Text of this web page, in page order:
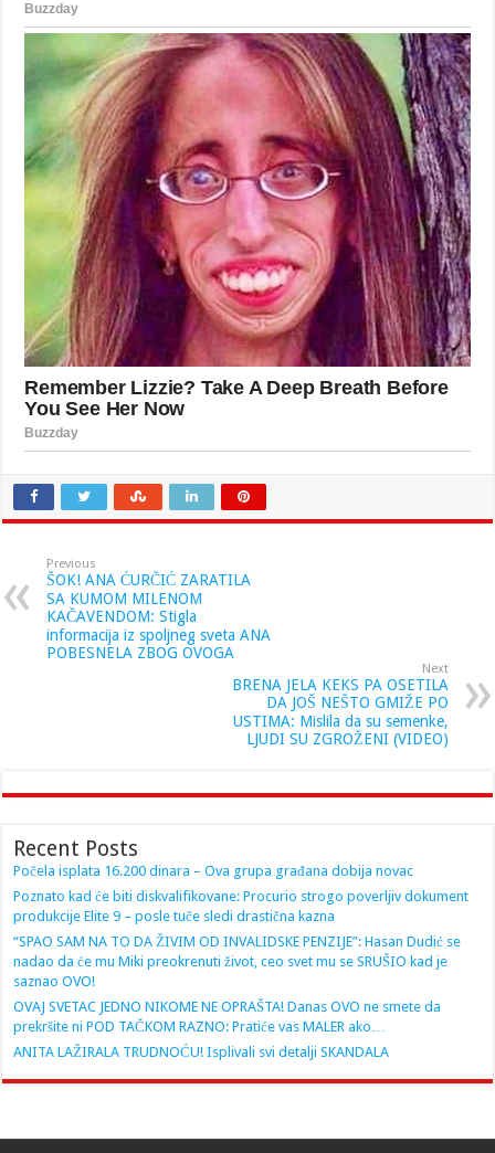
Previous
ŠOK! ANA ĆURČIĆ ZARATILA
SA KUMOM MILENOM
KAČAVENDOM: Stigla
informacija iz spoljneg sveta ANA
POBESNELA ZBOG OVOGA
Next
BRENA JELA KEKS PA OSETILA
DA JOŠ NEŠTO GMIŽE PO
USTIMA: Mislila da su semenke,
LJUDI SU ZGROŽENI (VIDEO)
Recent Posts
Počela isplata 16.200 dinara – Ova grupa građana dobija novac
Poznato kad će biti diskvalifikovane: Procurio strogo poverljiv dokument
produkcije Elite 9 – posle tuče sledi drastična kazna
“SPAO SAM NA TO DA ŽIVIM OD INVALIDSKE PENZIJE”: Hasan Dudić se
nadao da će mu Miki preokrenuti život, ceo svet mu se SRUŠIO kad je
saznao OVO!
OVAJ SVETAC JEDNO NIKOME NE OPRAŠTA! Danas OVO ne smete da
prekršite ni POD TAČKOM RAZNO: Pratiće vas MALER ako…
ANITA LAŽIRALA TRUDNOĆU! Isplivali svi detalji SKANDALA